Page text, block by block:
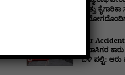
ಮತ್ತು
Car
ಪ್ರವಾಸಿಗರ
ಬಳಿ ಪಲ್ಟಿ: